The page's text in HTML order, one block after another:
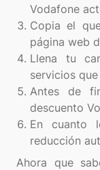
Vodafone
Copia el
página web
Llena tu
servicios
Antes de
descuento
En cuanto
reducción
Ahora que